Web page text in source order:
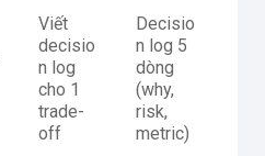
Viết
decisio
n log
cho 1
trade-
off
Decisio
n log 5
dòng
(why,
risk,
metric)